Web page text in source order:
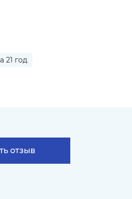
21 год
отзыв